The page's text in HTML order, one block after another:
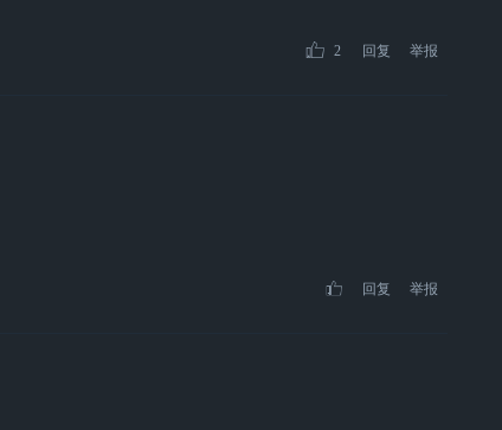
2 回复 举报
回复 举报